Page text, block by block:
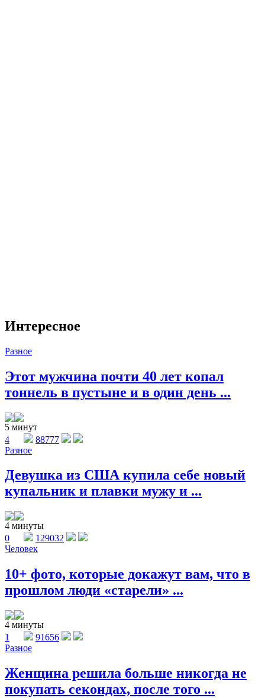
Интересное
Разное
Этот мужчина почти 40 лет копал
тоннель в пустыне и в один день ...
5 минут
4
88777
Разное
Девушка из США купила себе новый
купальник и плавки мужу и ...
4 минуты
0
129032
Человек
10+ фото, которые докажут вам, что в
прошлом люди «старели» ...
4 минуты
1
91656
Разное
Женщина решила больше никогда не
покупать секондах, после того ...